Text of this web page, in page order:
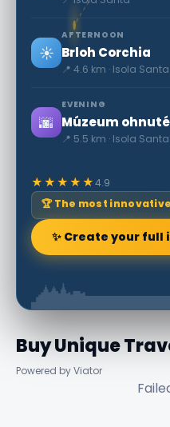
☀️
AFTERNOON
Brloh Corchia
📍 4.6 km · Isola Santa
🌆
EVENING
Múzeum
📍 5.5 km · Isola Santa
★★★★★4.9
🏆 The most
✨ Create your
Buy Unique
Powered by Viator